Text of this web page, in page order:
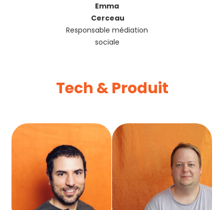
Emma
Cerceau
Responsable médiation
sociale
Tech & Produit